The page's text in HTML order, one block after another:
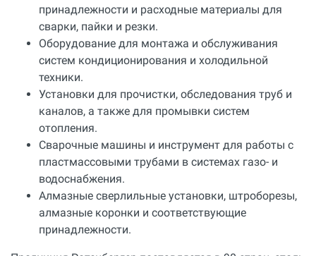
принадлежности и расходные материалы для
сварки, пайки и резки.
Оборудование для монтажа и обслуживания
систем кондиционирования и холодильной
техники.
Установки для прочистки, обследования труб и
каналов, а также для промывки систем
отопления.
Сварочные машины и инструмент для работы с
пластмассовыми трубами в системах газо- и
водоснабжения.
Алмазные сверлильные установки, штроборезы,
алмазные коронки и соответствующие
принадлежности.